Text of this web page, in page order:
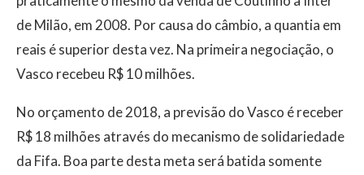
de Milão, em 2008. Por causa do câmbio, a quantia em
reais é superior desta vez. Na primeira negociação, o
Vasco recebeu R$ 10 milhões.
No orçamento de 2018, a previsão do Vasco é receber
R$ 18 milhões através do mecanismo de solidariedade
da Fifa. Boa parte desta meta será batida somente